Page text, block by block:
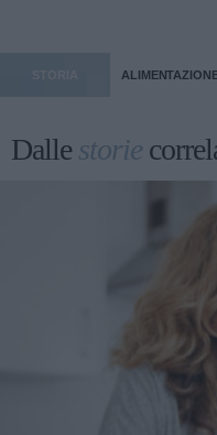
Dallestorie